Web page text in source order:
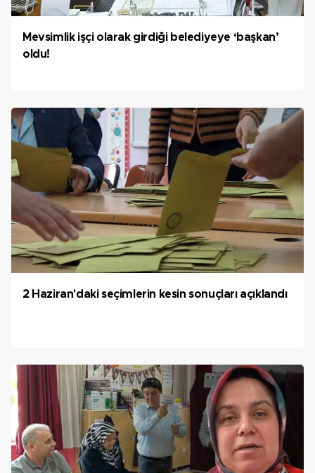
Mevsimlik işçi olarak girdiği belediyeye ‘başkan’
oldu!
2 Haziran'daki seçimlerin kesin sonuçları açıklandı